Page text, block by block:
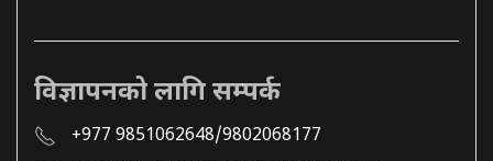
विज्ञापनको लागि सम्पर्क
+977 9851062648/9802068177